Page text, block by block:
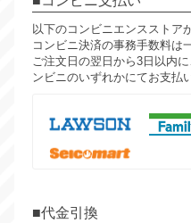
以下のコンビニエンスストア
コンビニ決済の事務手数料は
ご注文日の翌日から3日以内
ンビニのいずれかにてお支払
代金引換